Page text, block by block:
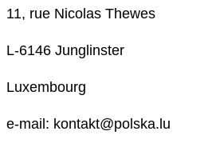
11, rue Nicolas Thewes
L-6146 Junglinster
Luxembourg
e-mail: kontakt@polska.lu